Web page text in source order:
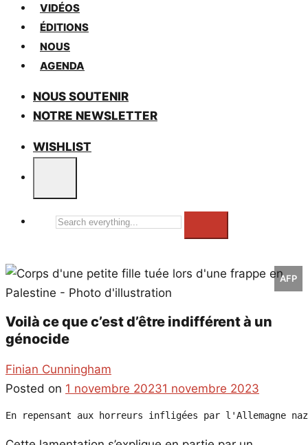
VIDÉOS
ÉDITIONS
NOUS
AGENDA
NOUS SOUTENIR
NOTRE NEWSLETTER
WISHLIST
Search
AFP
Voilà ce que c’est d’être indifférent à un
génocide
Finian Cunningham
Posted on 1 novembre 20231 novembre 2023
En repensant aux horreurs infligées par l'Allemagne